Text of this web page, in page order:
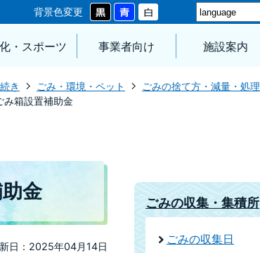
背景色変更
・スポーツ 事業者向け 施設案内
き ごみ・環境・ペット
ごみの捨て方・減量・処理
み箱設置補助金
金
日：2025年04月14日
ごみの収集・集積所
ごみの収集日